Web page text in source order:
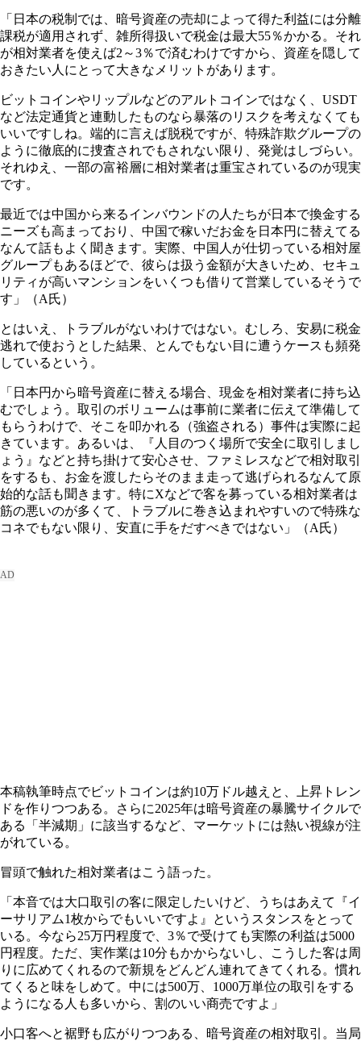
「日本の税制では、暗号資産の売却によって得た利益には分離
課税が適用されず、雑所得扱いで税金は最大55％かかる。それ
が相対業者を使えば2～3％で済むわけですから、資産を隠して
おきたい人にとって大きなメリットがあります。
ビットコインやリップルなどのアルトコインではなく、USDT
など法定通貨と連動したものなら暴落のリスクを考えなくても
いいですしね。端的に言えば脱税ですが、特殊詐欺グループの
ように徹底的に捜査されでもされない限り、発覚はしづらい。
それゆえ、一部の富裕層に相対業者は重宝されているのが現実
です。
最近では中国から来るインバウンドの人たちが日本で換金する
ニーズも高まっており、中国で稼いだお金を日本円に替えてる
なんて話もよく聞きます。実際、中国人が仕切っている相対屋
グループもあるほどで、彼らは扱う金額が大きいため、セキュ
リティが高いマンションをいくつも借りて営業しているそうで
す」（A氏）
とはいえ、トラブルがないわけではない。むしろ、安易に税金
逃れで使おうとした結果、とんでもない目に遭うケースも頻発
しているという。
「日本円から暗号資産に替える場合、現金を相対業者に持ち込
むでしょう。取引のボリュームは事前に業者に伝えて準備して
もらうわけで、そこを叩かれる（強盗される）事件は実際に起
きています。あるいは、『人目のつく場所で安全に取引しまし
ょう』などと持ち掛けて安心させ、ファミレスなどで相対取引
をするも、お金を渡したらそのまま走って逃げられるなんて原
始的な話も聞きます。特にXなどで客を募っている相対業者は
筋の悪いのが多くて、トラブルに巻き込まれやすいので特殊な
コネでもない限り、安直に手をだすべきではない」（A氏）
本稿執筆時点でビットコインは約10万ドル越えと、上昇トレン
ドを作りつつある。さらに2025年は暗号資産の暴騰サイクルで
ある「半減期」に該当するなど、マーケットには熱い視線が注
がれている。
冒頭で触れた相対業者はこう語った。
「本音では大口取引の客に限定したいけど、うちはあえて『イ
ーサリアム1枚からでもいいですよ』というスタンスをとって
いる。今なら25万円程度で、3％で受けても実際の利益は5000
円程度。ただ、実作業は10分もかからないし、こうした客は周
りに広めてくれるので新規をどんどん連れてきてくれる。慣れ
てくると味をしめて。中には500万、1000万単位の取引をする
ようになる人も多いから、割のいい商売ですよ」
小口客へと裾野も広がりつつある、暗号資産の相対取引。当局